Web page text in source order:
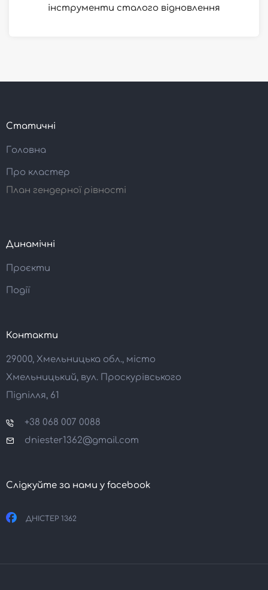
інструменти сталого відновлення
Статичні
Головна
Про кластер
План гендерної рівності
Динамічні
Проєкти
Події
Контакти
29000, Хмельницька обл., місто
Хмельницький, вул. Проскурівського
Підпілля, 61
+38 068 007 0088
dniester1362@gmail.com
Слідкуйте за нами у facebook
ДНІСТЕР 1362